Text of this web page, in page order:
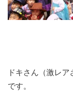
ドキさん（激レ
です。